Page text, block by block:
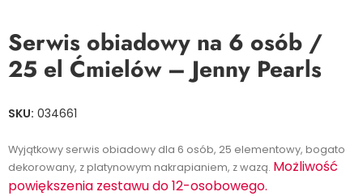
Serwis obiadowy na 6 osób /
25 el Ćmielów – Jenny Pearls
SKU: 034661
Wyjątkowy serwis obiadowy dla 6 osób, 25 elementowy, bogato
dekorowany, z platynowym nakrapianiem, z wazą. Możliwość
powiększenia zestawu do 12-osobowego.